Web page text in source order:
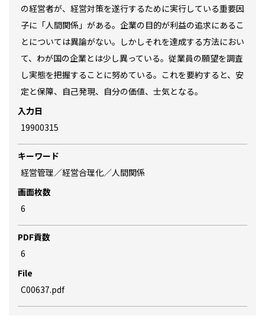
の経営者が、経営対策を遂行するために実行している重要因
子に「人間関係」がある。企業の目的が利益の追求にあるこ
とについては異論がない。しかしそれを達成する方法におい
て、わが国の企業とは少し異っている。従業員の願望を調査
し実態を把握することに努めている。これを要約すると、安
定と保障、自己発現、自分の価値、士気となる。
入力日
19900315
キーワード
経営管理／経営合理化／人間関係
画面枚数
6
PDF貢数
6
File
C00637.pdf